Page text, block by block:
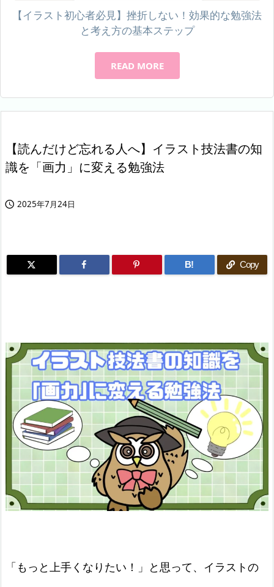
【イラスト初心者必見】挫折しない！効果的な勉強法
と考え方の基本ステップ
READ MORE
【読んだけど忘れる人へ】イラスト技法書の知
識を「画力」に変える勉強法
 2025年7月24日
B! Copy
「もっと上手くなりたい！」と思って、イラストの